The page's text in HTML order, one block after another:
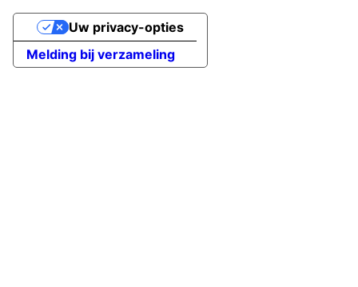
Melding bij verzameling
Uw privacy-opties